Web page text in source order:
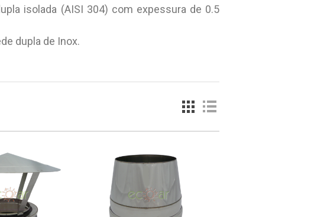
isolada (AISI 304) com expessura de 0.5
dupla de Inox.